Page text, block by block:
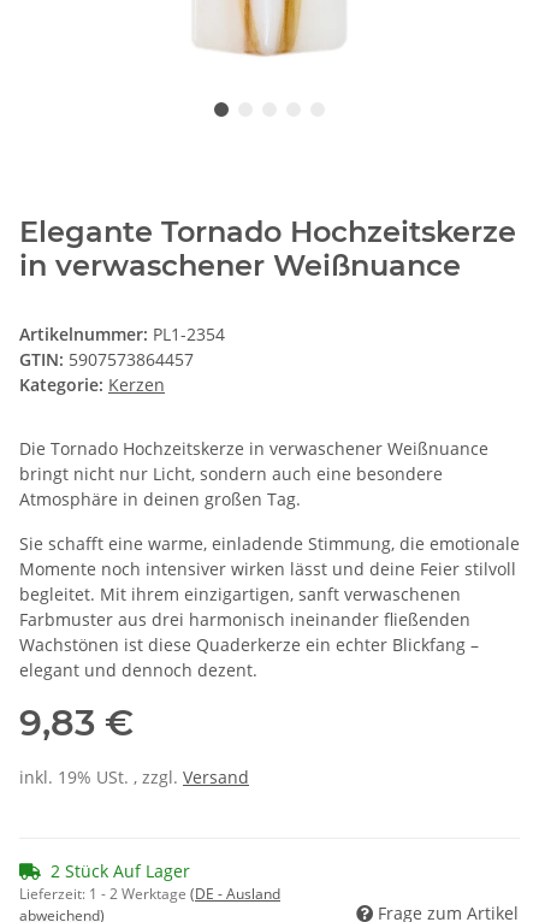
Elegante Tornado Hochzeitskerze
in verwaschener Weißnuance
Artikelnummer: PL1-2354
GTIN: 5907573864457
Kategorie: Kerzen
Die Tornado Hochzeitskerze in verwaschener Weißnuance
bringt nicht nur Licht, sondern auch eine besondere
Atmosphäre in deinen großen Tag.
Sie schafft eine warme, einladende Stimmung, die emotionale
Momente noch intensiver wirken lässt und deine Feier stilvoll
begleitet. Mit ihrem einzigartigen, sanft verwaschenen
Farbmuster aus drei harmonisch ineinander fließenden
Wachstönen ist diese Quaderkerze ein echter Blickfang –
elegant und dennoch dezent.
9,83 €
inkl. 19% USt. , zzgl. Versand
2 Stück Auf Lager
Lieferzeit: 1 - 2 Werktage (DE - Ausland
abweichend)
Frage zum Artikel